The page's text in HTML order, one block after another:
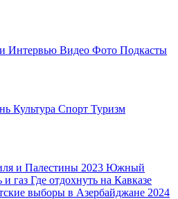
Интервью Видео Фото Подкасты
Культура Спорт Туризм
и Палестины 2023 Южный
и газ Где отдохнуть на Кавказе
выборы в Азербайджане 2024